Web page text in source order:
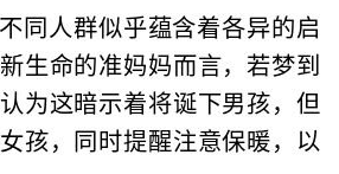
同人群似乎蕴含着各异的启
生命的准妈妈而言，若梦到
为这暗示着将诞下男孩，但
孩，同时提醒注意保暖，以